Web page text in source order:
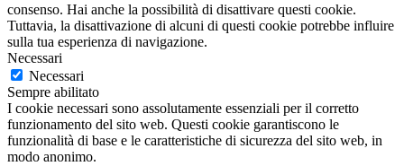
consenso. Hai anche la possibilità di disattivare questi cookie.
Tuttavia, la disattivazione di alcuni di questi cookie potrebbe influire
sulla tua esperienza di navigazione.
Necessari
Necessari
Sempre abilitato
I cookie necessari sono assolutamente essenziali per il corretto
funzionamento del sito web. Questi cookie garantiscono le
funzionalità di base e le caratteristiche di sicurezza del sito web, in
modo anonimo.